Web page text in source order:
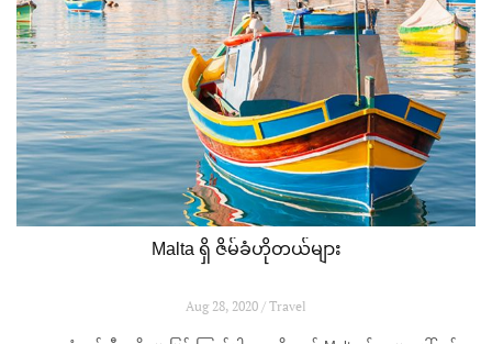
Malta ရှိ ဇိမ်ခံဟိုတယ်များ
Aug 28, 2020 / Travel